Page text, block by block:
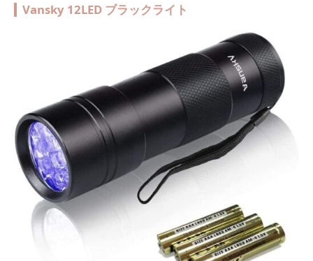
Vansky 12LED ブラックライト